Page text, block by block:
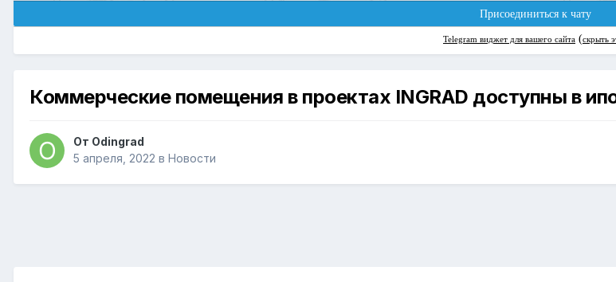
Коммерческие помещения в проектах INGRAD доступны в
От Odingrad
5 апреля, 2022 в Новости